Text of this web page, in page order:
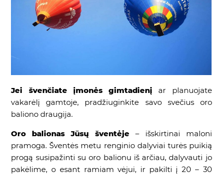
Jei švenčiate įmonės gimtadienįar planuojate
vakarėlį gamtoje, pradžiuginkite savo svečius oro
baliono draugija.
Oro balionas Jūsų šventėje – išskirtinai maloni
pramoga. Šventės metu renginio dalyviai turės puikią
progą susipažinti su oro balionu iš arčiau, dalyvauti jo
pakėlime, o esant ramiam vėjui, ir pakilti į 20 – 30